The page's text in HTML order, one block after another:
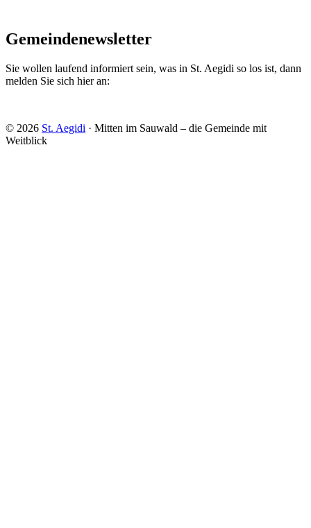
Gemeindenewsletter
Sie wollen laufend informiert sein, was in St. Aegidi so los ist, dann
melden Sie sich hier an:
© 2026 St. Aegidi · Mitten im Sauwald – die Gemeinde mit
Weitblick